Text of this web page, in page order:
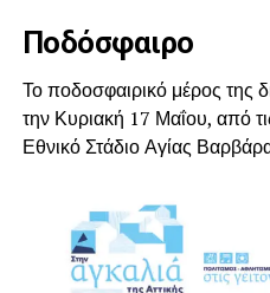
Ποδόσφαιρο
Το ποδοσφαιρικό μέρος της
την Κυριακή 17 Μαΐου, από
Εθνικό Στάδιο Αγίας